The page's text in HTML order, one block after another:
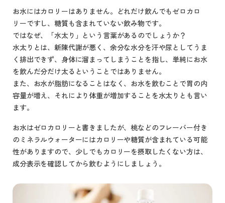
お水にはカロリーはありません。どれだけ飲んでもゼロカロ
リーですし、糖質も含まれていない飲み物です。
ではなぜ、「水太り」という言葉があるのでしょうか？
水太りとは、新陳代謝が悪く、余分な水分を汗や尿としてうま
く排出できず、身体に溜まってしまうことを指し、単純にお水
を飲んだ分だけ太るということではありません。
また、お水が脂肪になることはなく、お水を飲むことで胃の内
容量が増え、それにより体重が増加することを水太りとも言い
ます。
お水はゼロカロリーと書きましたが、桃などのフレーバー付き
のミネラルウォーターにはカロリーや糖質が含まれている可能
性がありますので、少しでもカロリーを摂取したくない方は、
成分表示を確認してから飲むようにしましょう。